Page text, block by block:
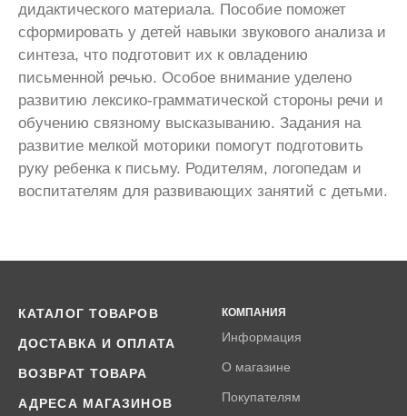
дидактического материала. Пособие поможет
сформировать у детей навыки звукового анализа и
синтеза, что подготовит их к овладению
письменной речью. Особое внимание уделено
развитию лексико-грамматической стороны речи и
обучению связному высказыванию. Задания на
развитие мелкой моторики помогут подготовить
руку ребенка к письму. Родителям, логопедам и
воспитателям для развивающих занятий с детьми.
КАТАЛОГ ТОВАРОВ
ДОСТАВКА И ОПЛАТА
ВОЗВРАТ ТОВАРА
АДРЕСА МАГАЗИНОВ
КОМПАНИЯ
Информация
О магазине
Покупателям